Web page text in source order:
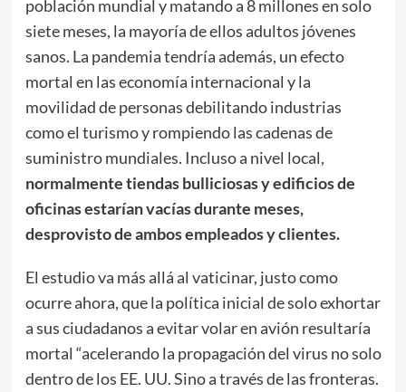
población mundial y matando a 8 millones en solo
siete meses, la mayoría de ellos adultos jóvenes
sanos. La pandemia tendría además, un efecto
mortal en las economía internacional y la
movilidad de personas debilitando industrias
como el turismo y rompiendo las cadenas de
suministro mundiales. Incluso a nivel local,
normalmente tiendas bulliciosas y edificios de
oficinas estarían vacías durante meses,
desprovisto de ambos empleados y clientes.
El estudio va más allá al vaticinar, justo como
ocurre ahora, que la política inicial de solo exhortar
a sus ciudadanos a evitar volar en avión resultaría
mortal “acelerando la propagación del virus no solo
dentro de los EE. UU. Sino a través de las fronteras.